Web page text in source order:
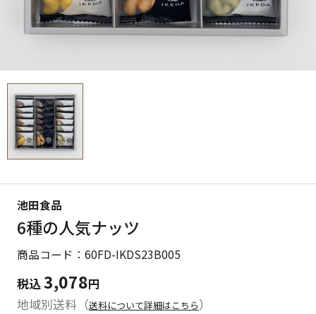
池田食品
6種の人気ナッツ
商品コード：60FD-IKDS23B005
税込3,078円
地域別送料（送料について詳細はこちら）